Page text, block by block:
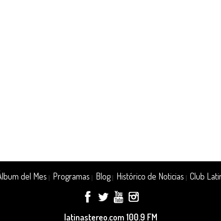
del Mes Programas Blog| Histórico de Noticias Club
latinastereo.com 100.9 FM